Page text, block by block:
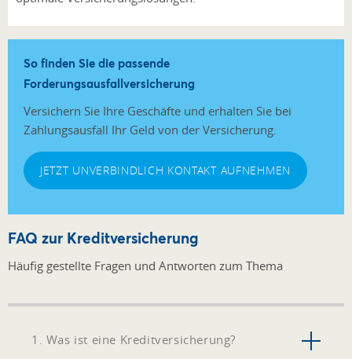
So finden Sie die passende
Forderungsausfallversicherung
Versichern Sie Ihre Geschäfte und erhalten Sie bei
Zahlungsausfall Ihr Geld von der Versicherung.
JETZT UNVERBINDLICH KONTAKT AUFNEHMEN
FAQ zur Kreditversicherung
Häufig gestellte Fragen und Antworten zum Thema
1. Was ist eine Kreditversicherung?